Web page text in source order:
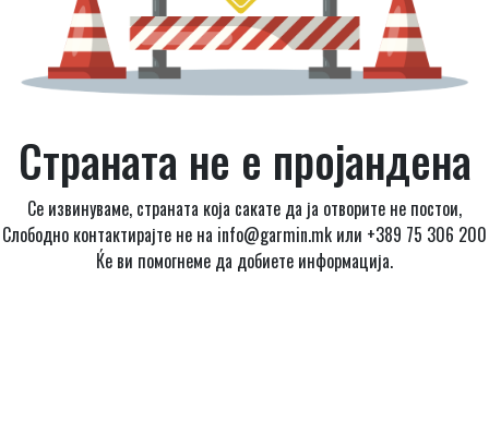
Страната не е пројандена
Се извинуваме, страната која сакате да ја отворите не постои,
Слободно контактирајте не на info@garmin.mk или +389 75 306 200
Ќе ви помогнеме да добиете информација.